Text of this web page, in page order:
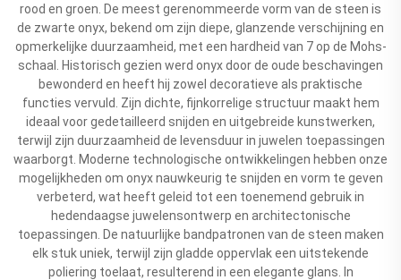
rood en groen. De meest gerenommeerde vorm van de steen is
de zwarte onyx, bekend om zijn diepe, glanzende verschijning en
opmerkelijke duurzaamheid, met een hardheid van 7 op de Mohs-
schaal. Historisch gezien werd onyx door de oude beschavingen
bewonderd en heeft hij zowel decoratieve als praktische
functies vervuld. Zijn dichte, fijnkorrelige structuur maakt hem
ideaal voor gedetailleerd snijden en uitgebreide kunstwerken,
terwijl zijn duurzaamheid de levensduur in juwelen toepassingen
waarborgt. Moderne technologische ontwikkelingen hebben onze
mogelijkheden om onyx nauwkeurig te snijden en vorm te geven
verbeterd, wat heeft geleid tot een toenemend gebruik in
hedendaagse juwelensontwerp en architectonische
toepassingen. De natuurlijke bandpatronen van de steen maken
elk stuk uniek, terwijl zijn gladde oppervlak een uitstekende
poliering toelaat, resulterend in een elegante glans. In